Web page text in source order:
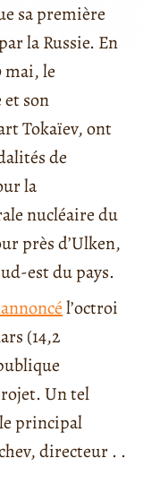
sa première
la Russie. En
mai, le
son
Tokaïev, ont
de
la
nucléaire du
près d’Ulken,
est du pays.
l’octroi
(14,2
Un tel
principal
directeur . .